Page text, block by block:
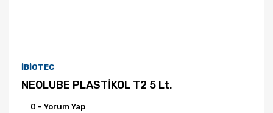
İBİOTEC
NEOLUBE PLASTİKOL T2 5 Lt.
0 - Yorum Yap